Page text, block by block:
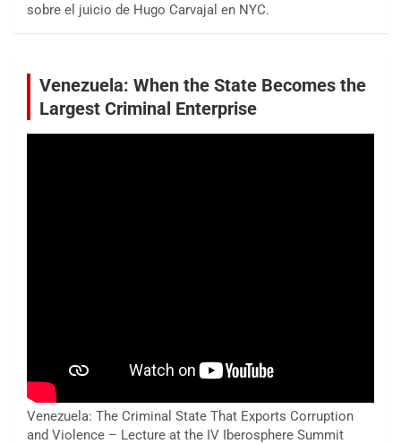
sobre el juicio de Hugo Carvajal en NYC.
Venezuela: When the State Becomes the
Largest Criminal Enterprise
Venezuela: The Criminal State That Exports Corruption
and Violence – Lecture at the IV Iberosphere Summit